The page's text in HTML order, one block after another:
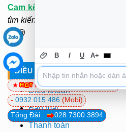
Cam kết
tìm kiếm và chờ đợi. Rất hân
ơn@
ĐIỀU KHOẢN - CHÍNH SÁCH
Điều khoản
Bảo mật
Thanh toán
Tổng Đài: 028 7300 3894
- 0932 015 486 (Mobi)
0981 81 32 72(Viettel)
B I U A+